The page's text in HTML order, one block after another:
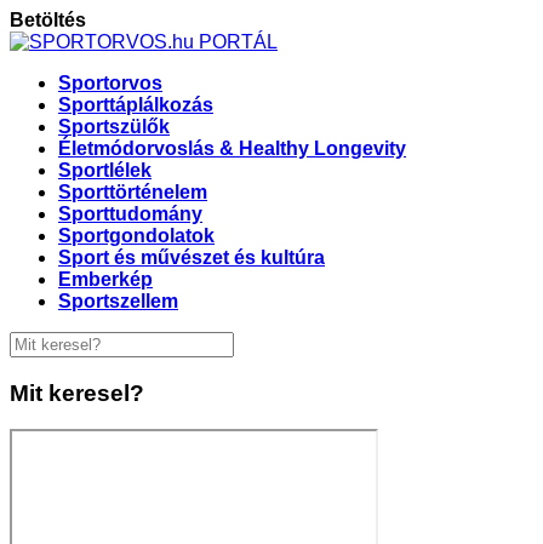
Betöltés
Sportorvos
Sporttáplálkozás
Sportszülők
Életmódorvoslás & Healthy Longevity
Sportlélek
Sporttörténelem
Sporttudomány
Sportgondolatok
Sport és művészet és kultúra
Emberkép
Sportszellem
Mit keresel?